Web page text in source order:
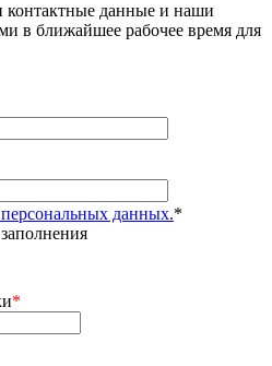
контактные данные и наши
в ближайшее рабочее время для
данных.*
*